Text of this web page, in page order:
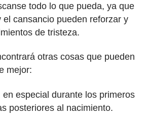
todo lo que pueda, ya que
el cansancio pueden reforzar y
de tristeza.
otras cosas que pueden
mejor:
en especial durante los primeros
posteriores al nacimiento.